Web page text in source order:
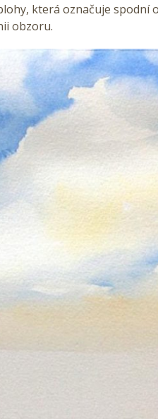
která označuje spodní
obzoru.